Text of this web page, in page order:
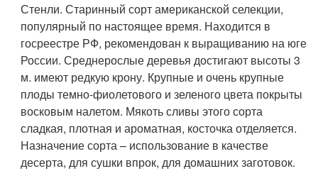
Стенли. Старинный сорт американской селекции,
популярный по настоящее время. Находится в
госреестре РФ, рекомендован к выращиванию на юге
России. Среднерослые деревья достигают высоты 3
м. имеют редкую крону. Крупные и очень крупные
плоды темно-фиолетового и зеленого цвета покрыты
восковым налетом. Мякоть сливы этого сорта
сладкая, плотная и ароматная, косточка отделяется.
Назначение сорта – использование в качестве
десерта, для сушки впрок, для домашних заготовок.